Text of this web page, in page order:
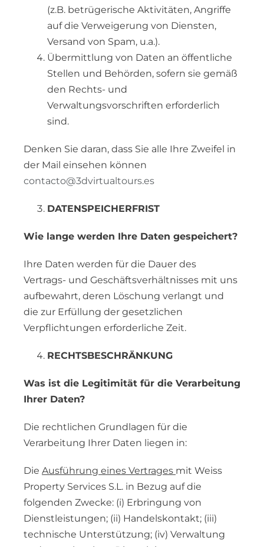
(z.B. betrügerische Aktivitäten, Angriffe
auf die Verweigerung von Diensten,
Versand von Spam, u.a.).
Übermittlung von Daten an öffentliche
Stellen und Behörden, sofern sie gemäß
den Rechts- und
Verwaltungsvorschriften erforderlich
sind.
Denken Sie daran, dass Sie alle Ihre Zweifel in
der Mail einsehen können
contacto@3dvirtualtours.es
DATENSPEICHERFRIST
Wie lange werden Ihre Daten gespeichert?
Ihre Daten werden für die Dauer des
Vertrags- und Geschäftsverhältnisses mit uns
aufbewahrt, deren Löschung verlangt und
die zur Erfüllung der gesetzlichen
Verpflichtungen erforderliche Zeit.
RECHTSBESCHRÄNKUNG
Was ist die Legitimität für die Verarbeitung
Ihrer Daten?
Die rechtlichen Grundlagen für die
Verarbeitung Ihrer Daten liegen in:
Die Ausführung eines Vertrages mit Weiss
Property Services S.L. in Bezug auf die
folgenden Zwecke: (i) Erbringung von
Dienstleistungen; (ii) Handelskontakt; (iii)
technische Unterstützung; (iv) Verwaltung